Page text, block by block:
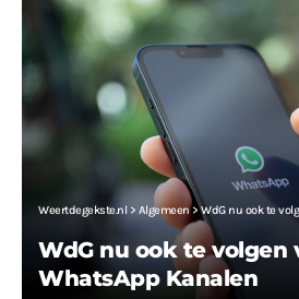
Weertdegekste.nl > Algemeen>WdG nu ook te
WdG nu ook te volgen
WhatsApp Kanalen